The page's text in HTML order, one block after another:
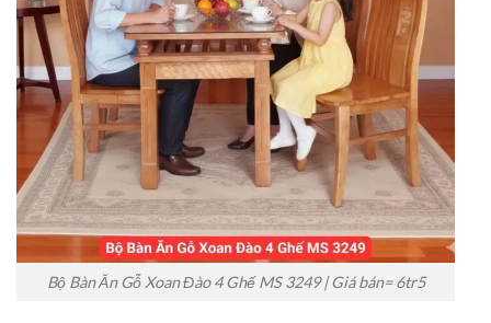
Bộ Bàn Ăn Gỗ Xoan Đào 4 Ghế MS 3249 | Giá bán= 6tr5